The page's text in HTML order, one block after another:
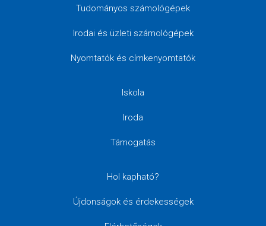
Tudományos számológépek
Irodai és üzleti számológépek
Nyomtatók és címkenyomtatók
Iskola
Iroda
Támogatás
Hol kapható?
Újdonságok és érdekességek